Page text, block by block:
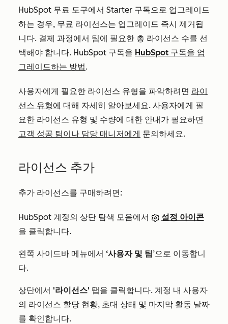
HubSpot 무료 도구에서 Starter 구독으로 업그레이드
하는 경우, 무료 라이선스는 업그레이드 즉시 제거됩
니다. 결제 과정에서 팀에 필요한 총 라이선스 수를 선
택해야 합니다. HubSpot 구독을 HubSpot 구독을 업
그레이드하는 방법.
사용자에게 필요한 라이선스 유형을 파악하려면 라이
선스 유형에 대해 자세히 알아보세요. 사용자에게 필
요한 라이선스 유형 및 수량에 대한 안내가 필요하면
고객 성공 팀이나 담당 매니저에게 문의하세요.
라이선스 추가
추가 라이선스를 구매하려면:
HubSpot 계정의 상단 탐색 모음에서
설정 아이콘
을 클릭합니다.
왼쪽 사이드바 메뉴에서 ‘사용자 및 팀’으로 이동합니
다.
상단에서 '라이선스' 탭을 클릭합니다. 계정 내 사용자
의 라이선스 할당 현황, 초대 상태 및 마지막 활동 날짜
를 확인합니다.